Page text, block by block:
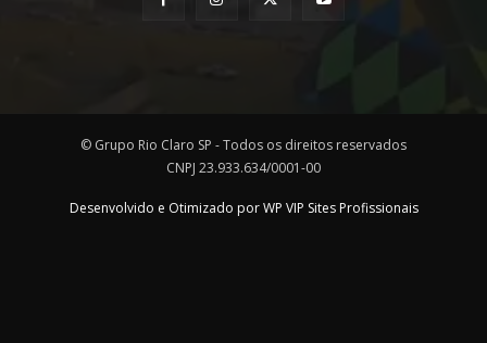
© Grupo Rio Claro SP - Todos os direitos reservados
CNPJ 23.933.634/0001-00
Desenvolvido e Otimizado por WP VIP Sites Profissionais